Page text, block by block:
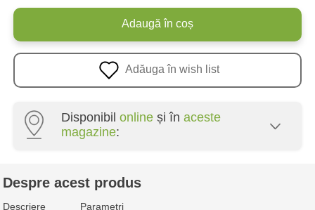
Adaugă în coș
Adăuga în wish list
Disponibil online și în aceste
magazine:
Multistore Centru - bd. Cantemir, 6
Despre acest produs
Descriere Parametri